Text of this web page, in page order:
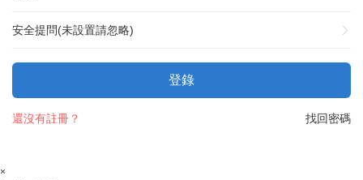
安全提問(未設置請忽略)
登錄
找回密碼
還沒有註冊？
×